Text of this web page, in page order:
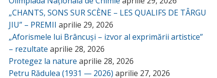
„CHANTS, SONS SUR SCÈNE – LES QUALIFS DE TÂRGU
JIU” – PREMII aprilie 29, 2026
„Aforismele lui Brâncuși – izvor al exprimării artistice”
– rezultate aprilie 28, 2026
Protegez la nature aprilie 28, 2026
Petru Rădulea (1931 — 2026) aprilie 27, 2026